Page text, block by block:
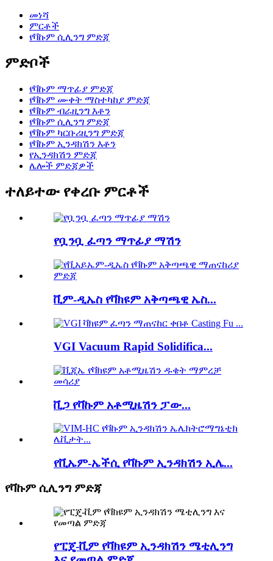
መነሻ
ምርቶች
የቫኩም ሲሊንግ ምድጃ
ምድቦች
የቫኩም ማጥፊያ ምድጃ
የቫኩም ሙቀት ማስተካከያ ምድጃ
የቫኩም ብራዚንግ እቶን
የቫኩም ሲሊንግ ምድጃ
የቫኩም ካርቡሪዚንግ ምድጃ
የቫኩም ኢንዳክሽን እቶን
የኢንዳክሽን ምድጃ
ሌሎች ምድጃዎች
ተለይተው የቀረቡ ምርቶች
የቧንቧ ፈጣን ማጥፊያ ማሽን
ቪም-ዲኤስ የቫክዩም አቅጣጫዊ ኤስ...
VGI Vacuum Rapid Solidifica...
ቪጋ የቫኩም አቶሚዜሽን ፓው...
የቪኤም-ኤችሲ የቫኩም ኢንዳክሽን ኢሌ...
የቫኩም ሲሊንግ ምድጃ
የፒጄ-ቪም የቫክዩም ኢንዳክሽን ሜቲሊንግ